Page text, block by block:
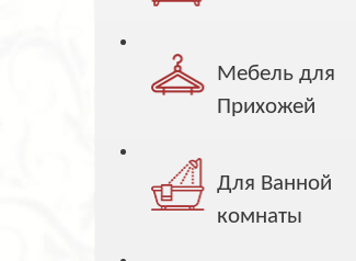
Мебель для
Прихожей
Для Ванной
комнаты